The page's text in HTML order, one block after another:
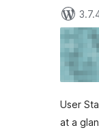
User
at a